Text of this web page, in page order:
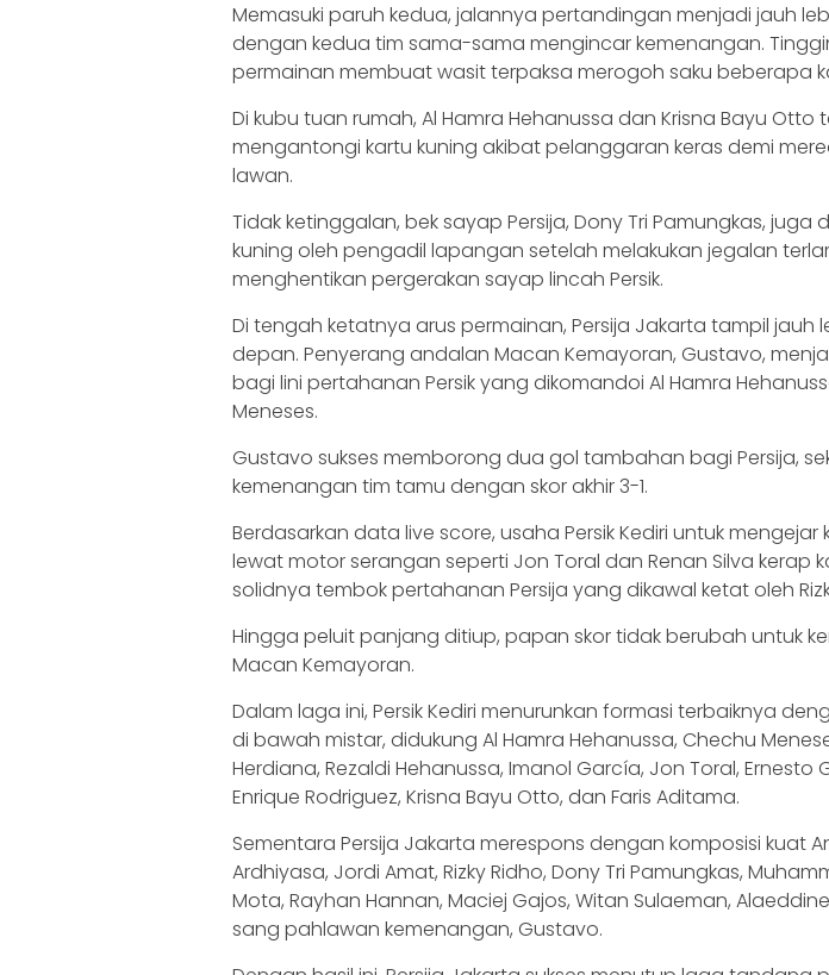
Memasuki paruh kedua, jalannya pertandingan menjadi jauh
dengan kedua tim sama-sama mengincar kemenangan.
permainan membuat wasit terpaksa merogoh saku beberapa
Di kubu tuan rumah, Al Hamra Hehanussa dan Krisna Bayu Otto
mengantongi kartu kuning akibat pelanggaran keras demi
lawan.
Tidak ketinggalan, bek sayap Persija, Dony Tri Pamungkas, juga
kuning oleh pengadil lapangan setelah melakukan jegalan
menghentikan pergerakan sayap lincah Persik.
Di tengah ketatnya arus permainan, Persija Jakarta tampil jauh
depan. Penyerang andalan Macan Kemayoran, Gustavo,
bagi lini pertahanan Persik yang dikomandoi Al Hamra
Meneses.
Gustavo sukses memborong dua gol tambahan bagi Persija,
kemenangan tim tamu dengan skor akhir 3-1.
Berdasarkan data live score, usaha Persik Kediri untuk
lewat motor serangan seperti Jon Toral dan Renan Silva kerap
solidnya tembok pertahanan Persija yang dikawal ketat oleh
Hingga peluit panjang ditiup, papan skor tidak berubah untuk
Macan Kemayoran.
Dalam laga ini, Persik Kediri menurunkan formasi terbaiknya
di bawah mistar, didukung Al Hamra Hehanussa, Chechu
Herdiana, Rezaldi Hehanussa, Imanol García, Jon Toral, Ernesto
Enrique Rodriguez, Krisna Bayu Otto, dan Faris Aditama.
Sementara Persija Jakarta merespons dengan komposisi kuat
Ardhiyasa, Jordi Amat, Rizky Ridho, Dony Tri Pamungkas,
Mota, Rayhan Hannan, Maciej Gajos, Witan Sulaeman,
sang pahlawan kemenangan, Gustavo.